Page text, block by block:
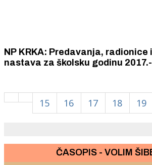
NP KRKA: Predavanja, radionice
nastava za školsku godinu
15 16 17 18 19
ČASOPIS - VOLIM